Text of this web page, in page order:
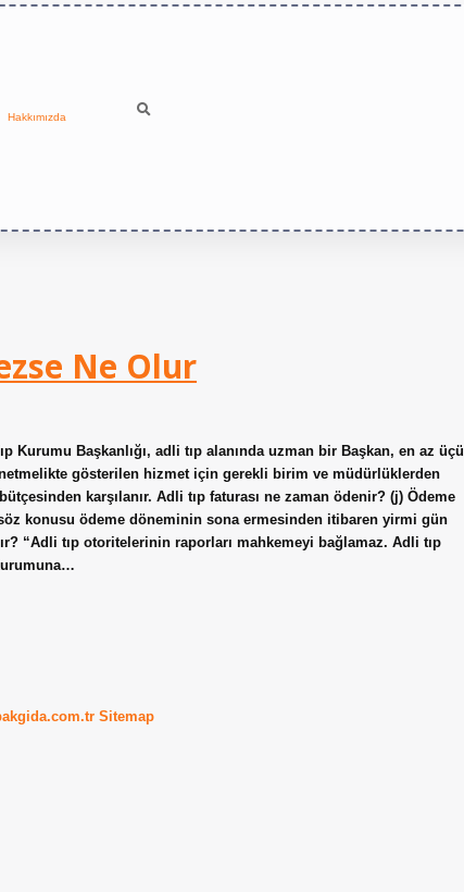
Hakkımızda
Ne Olur
Kurumu Başkanlığı, adli tıp alanında uzman bir Başkan, en az üçü
gösterilen hizmet için gerekli birim ve müdürlüklerden
karşılanır. Adli tıp faturası ne zaman ödenir? (j) Ödeme
konusu ödeme döneminin sona ermesinden itibaren yirmi gün
“Adli tıp otoritelerinin raporları mahkemeyi bağlamaz. Adli tıp
Sitemap